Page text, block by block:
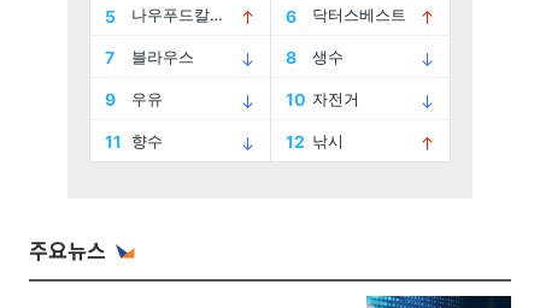
주요뉴스